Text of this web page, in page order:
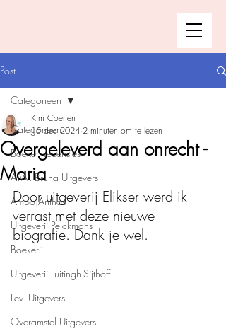
Post
Categorieën
Boeken recensies
A.W. Bruna Uitgevers
Ambo|Anthos
Uitgeverij Pelckmans
Boekerij
Uitgeverij Luitingh-Sijthoff
Lev. Uitgevers
Overamstel Uitgevers
Categorieën
Overgeleverd aan onrecht -
Maria
Kim Coenen
15 dec 2024 2 minuten om te lezen
Door uitgeverij Elikser werd ik
verrast met deze nieuwe
biografie. Dank je wel.